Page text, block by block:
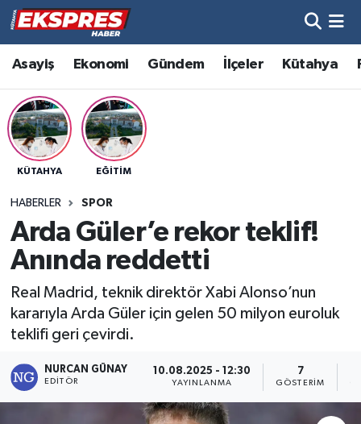
Asayiş Ekonomi Gündem İlçeler Kütahya
KÜTAHYA EĞITIM
HABERLER SPOR
Arda Güler’e rekor teklif!
Anında reddetti
Real Madrid, teknik direktör Xabi Alonso’nun
kararıyla Arda Güler için gelen 50 milyon euroluk
teklifi geri çevirdi.
NURCAN GÜNAY
EDITÖR
10.08.2025 - 12:30
YAYINLANMA
7
GÖSTERIM
Altıntaş
Asayiş
Aslanapa
Bölge
Çavdarhisar
Domaniç
Hava Durumu
Trafik Durumu
Süper Lig Puan Durumu ve Fikstür
Son Dakika Haberleri
Haber Arşivi